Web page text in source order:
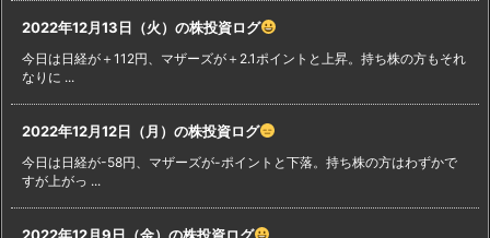
2022年12月13日（火）の株投資ログ
今日は日経が＋112円、マザーズが＋2.1ポイントと上昇。持ち株の方もそれ
なりに ...
2022年12月12日（月）の株投資ログ
今日は日経が-58円、マザーズが-ポイントと下落。持ち株の方はわずかで
すが上がっ ...